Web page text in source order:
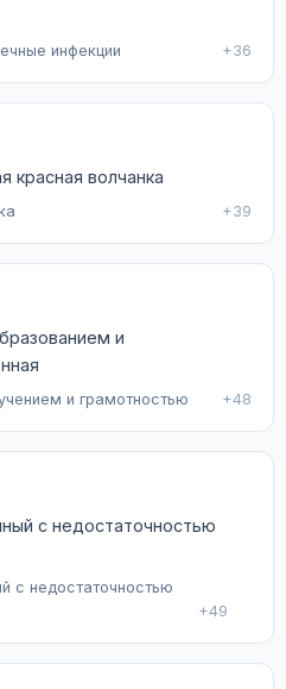
инфекции +36
красная волчанка
+39
и
и грамотностью +48
с недостаточностью
с недостаточностью
+49